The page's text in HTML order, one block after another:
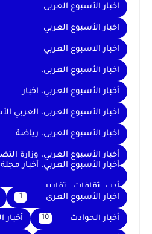
اخبار الأسبوع العربى
اخبار الأسبوع العربي
اخبار الاسبوع العربي
اخبار الأسبوع العربى،
أخبار الأسبوع العربي، اخبار
اخبار الأسبوع العربى، العربي
اخبار الأسبوع العربى، رياضة
أخبار الأسبوع العربي، وزارة
أخبار الأسبوع العربي. أخبار
أدب. ثقافات . تقارير .
اخبار الأسبوع العرى 1
أخبار الحوادث 10